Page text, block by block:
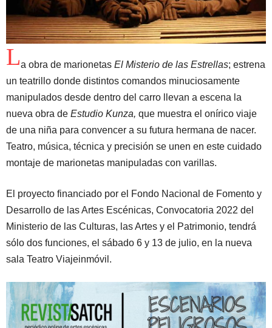
La obra de marionetas El Misterio de las Estrellas; estrena
un teatrillo donde distintos comandos minuciosamente
manipulados desde dentro del carro llevan a escena la
nueva obra de Estudio Kunza, que muestra el onírico viaje
de una niña para convencer a su futura hermana de nacer.
Teatro, música, técnica y precisión se unen en este cuidado
montaje de marionetas manipuladas con varillas.
El proyecto financiado por el Fondo Nacional de Fomento y
Desarrollo de las Artes Escénicas, Convocatoria 2022 del
Ministerio de las Culturas, las Artes y el Patrimonio, tendrá
sólo dos funciones, el sábado 6 y 13 de julio, en la nueva
sala Teatro Viajeinmóvil.